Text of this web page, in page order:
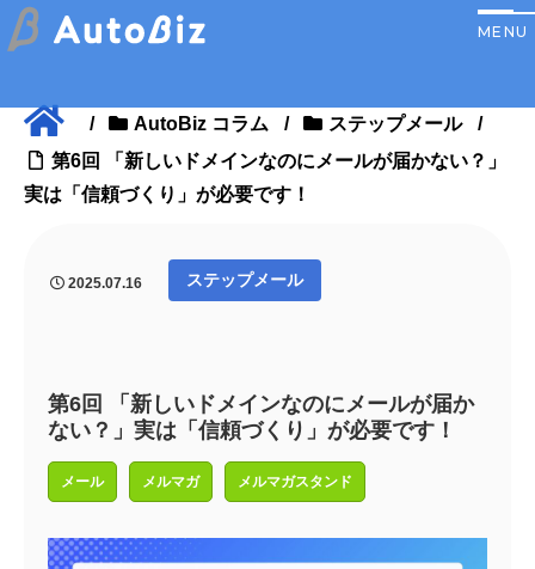
/ AutoBiz コラム / ステップメール
/
第6回 「新しいドメインなのにメールが届かない？」
実は「信頼づくり」が必要です！
2025.07.16 ステップメール
第6回 「新しいドメインなのにメールが届か
ない？」実は「信頼づくり」が必要です！
メール メルマガ メルマガスタンド